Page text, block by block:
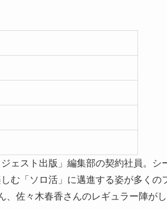
ェスト出版」編集部の契約社員。シ
む「ソロ活」に邁進する姿が多くの
、佐々木春香さんのレギュラー陣が